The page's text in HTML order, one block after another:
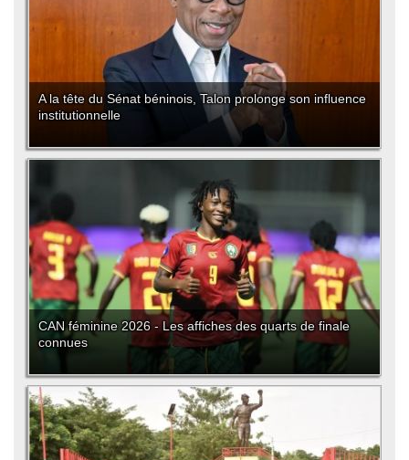
A la tête du Sénat béninois, Talon prolonge son influence
institutionnelle
CAN féminine 2026 - Les affiches des quarts de finale
connues